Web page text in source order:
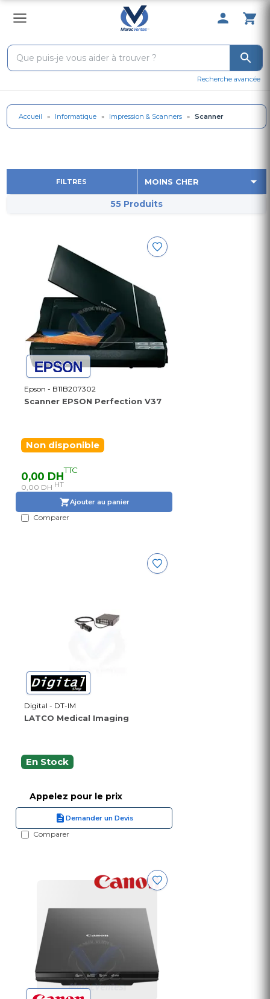
0 Produit
Recherche avancée
Accueil » Informatique » Impression & Scanners » Scanner
FILTRES
55 Produits
Epson - B11B207302
Scanner EPSON Perfection V37
Non disponible
0,00 DHTTC
0,00 DH HT
Ajouter au panier
Comparer
Digital - DT-IM
LATCO Medical Imaging
En Stock
Appelez pour le prix
Demander un Devis
Comparer